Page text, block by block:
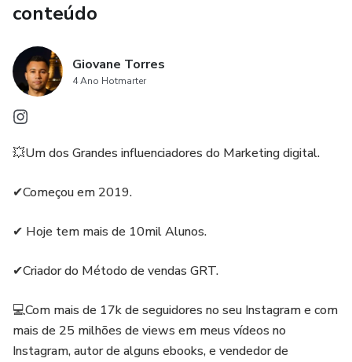
conteúdo
Giovane Torres
4 Ano Hotmarter
💥Um dos Grandes influenciadores do Marketing digital.
✔Começou em 2019.
✔ Hoje tem mais de 10mil Alunos.
✔Criador do Método de vendas GRT.
💻Com mais de 17k de seguidores no seu Instagram e com
mais de 25 milhões de views em meus vídeos no
Instagram, autor de alguns ebooks, e vendedor de